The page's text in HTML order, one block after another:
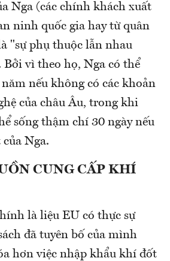
Nga (các chính khách xuất
ninh quốc gia hay từ quân
"sự phụ thuộc lẫn nhau
vì theo họ, Nga có thể
nếu không có các khoản
của châu Âu, trong khi
sống thậm chí 30 ngày nếu
Nga.
CUNG CẤP KHÍ
là liệu EU có thực sự
đã tuyên bố của mình
hơn việc nhập khẩu khí đốt